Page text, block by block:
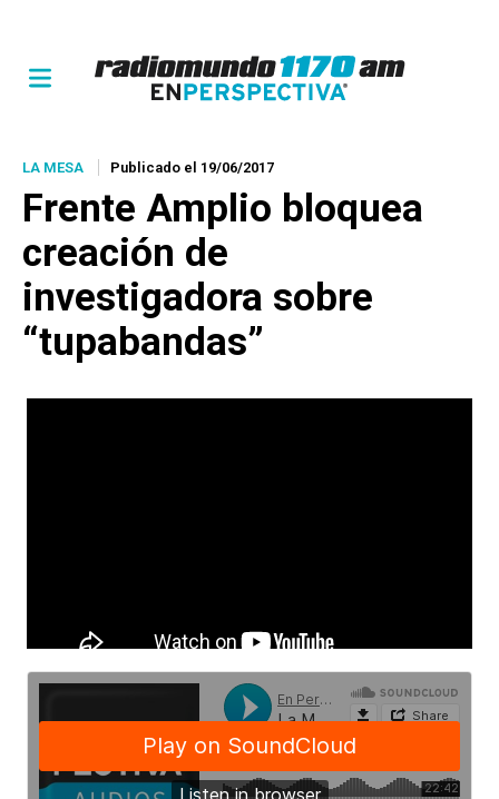
LA MESA Publicado el 19/06/2017
Frente Amplio bloquea
creación de
investigadora sobre
“tupabandas”